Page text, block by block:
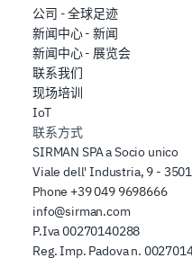
公司 - 全球足迹
新闻中心 - 新闻
新闻中心 - 展览会
联系我们
现场培训
IoT
联系方式
SIRMAN SPA a Socio unico
Viale dell' Industria, 9 -
Phone +39 049 9698666
info@sirman.com
P.Iva 00270140288
Reg. Imp. Padova n.